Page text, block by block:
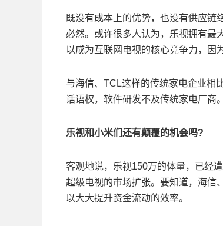
既没有成本上的优势，也没有供应链
必然。或许很多人认为，乐视拥有最
以成为互联网电视的核心竞争力，因
与海信、TCL这样的传统家电企业相
话语权，软件研发不及传统家电厂商
乐视和小米们还有颠覆的机会吗?
客观地说，乐视150万的体量，已经
超级电视的市场扩张。要知道，海信
以大大提升资金流动的效率。